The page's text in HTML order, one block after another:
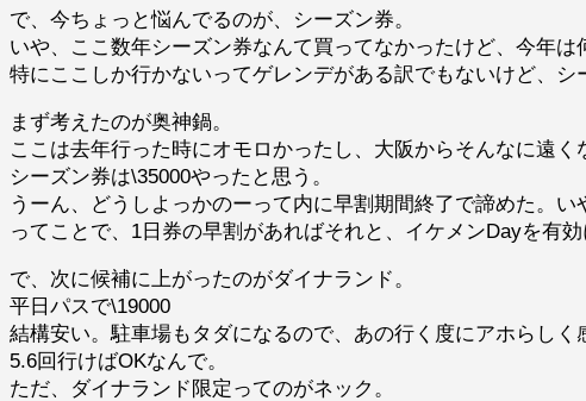
で、今ちょっと悩んでるのが、シーズン券。
いや、ここ数年シーズン券なんて買ってなかったけど、今年は
特にここしか行かないってゲレンデがある訳でもないけど、シ
まず考えたのが奥神鍋。
ここは去年行った時にオモロかったし、大阪からそんなに遠く
シーズン券は\35000やったと思う。
うーん、どうしよっかのーって内に早割期間終了で諦めた。
ってことで、1日券の早割があればそれと、イケメンDayを有
で、次に候補に上がったのがダイナランド。
平日パスで\19000
結構安い。駐車場もタダになるので、あの行く度にアホらしく
5.6回行けばOKなんで。
ただ、ダイナランド限定ってのがネック。